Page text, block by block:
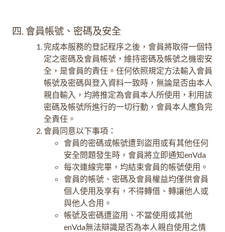
四. 會員帳號、密碼及安全
完成本服務的登記程序之後，會員將取得一個特
定之密碼及會員帳號，維持密碼及帳號之機密安
全，是會員的責任。任何依照規定方法輸入會員
帳號及密碼與登入資料一致時，無論是否由本人
親自輸入，均將推定為會員本人所使用，利用該
密碼及帳號所進行的一切行動，會員本人應負完
全責任。
會員同意以下事項：
會員的密碼或帳號遭到盜用或有其他任何
安全問題發生時，會員將立即通知enVda
每次連線完畢，均結束會員的帳號使用。
會員的帳號、密碼及會員權益均僅供會員
個人使用及享有，不得轉借、轉讓他人或
與他人合用。
帳號及密碼遭盜用、不當使用或其他
enVda無法辯識是否為本人親自使用之情